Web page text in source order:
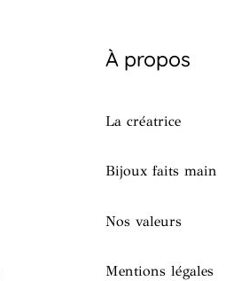
À propos
La créatrice
Bijoux faits main
Nos valeurs
Mentions légales